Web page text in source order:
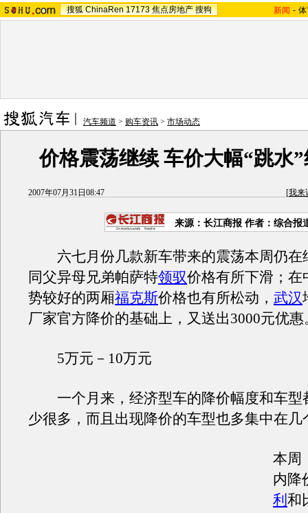
搜狐 ChinaRen 17173 焦点房地产 搜狗 新闻 -
汽车频道 > 购车资讯 > 市场动态
价格震荡继续 车价大幅“跳水
2007年07月31日08:47 [我来
来源：长江商报 作者：综合报
六七月份几款新车带来的震荡本周仍在
同父异母兄弟帕萨特领驭价格有所下滑；在
势较好的两厢福克斯价格也有所松动， 武汉
厂家官方降价的基础上，又送出3000元优惠
5万元－10万元
一个月来，经济型车的降价幅度和车型
少很多，而且出现降价的车型也多集中在几
本周
内降
利 和